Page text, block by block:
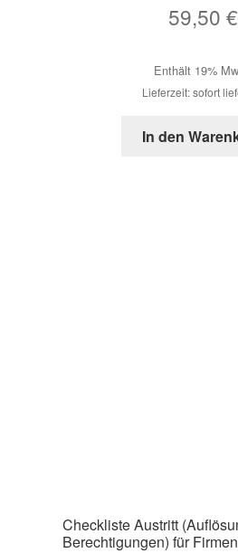
59,50 €
Enthält 19%
Lieferzeit: sofort
In den
Checkliste Austritt
Berechtigungen) für